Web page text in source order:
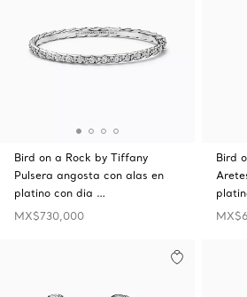
Bird on a Rock by Tiffany
Pulsera angosta con alas en
platino con dia …
MX$730,000
Bird